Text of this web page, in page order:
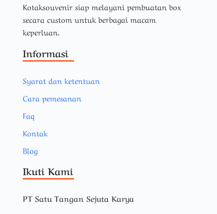
Kotaksouvenir siap melayani pembuatan box
secara custom untuk berbagai macam
keperluan.
Informasi
Syarat dan ketentuan
Cara pemesanan
Faq
Kontak
Blog
Ikuti Kami
PT Satu Tangan Sejuta Karya